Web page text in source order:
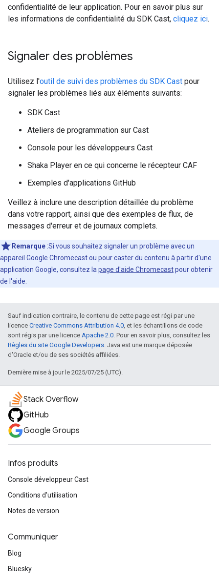
confidentialité de leur application. Pour en savoir plus sur
les informations de confidentialité du SDK Cast, cliquez ici.
Signaler des problèmes
Utilisez l'outil de suivi des problèmes du SDK Cast pour
signaler les problèmes liés aux éléments suivants:
SDK Cast
Ateliers de programmation sur Cast
Console pour les développeurs Cast
Shaka Player en ce qui concerne le récepteur CAF
Exemples d'applications GitHub
Veillez à inclure une description détaillée du problème
dans votre rapport, ainsi que des exemples de flux, de
messages d'erreur et de journaux complets.
Remarque :Si vous souhaitez signaler un problème avec un
appareil Google Chromecast ou pour caster du contenu à partir d'une
application Google, consultez la page d'aide Chromecastpour obtenir
de l'aide.
Sauf indication contraire, le contenu de cette page est régi par une
licence Creative Commons Attribution 4.0, et les échantillons de code
sont régis par une licence Apache 2.0. Pour en savoir plus, consultez les
Règles du site Google Developers. Java est une marque déposée
d'Oracle et/ou de ses sociétés affiliées.
Dernière mise à jour le 2025/07/25 (UTC).
Stack Overflow
GitHub
Google Groups
Infos produits
Console développeur Cast
Conditions d'utilisation
Notes de version
Communiquer
Blog
Bluesky